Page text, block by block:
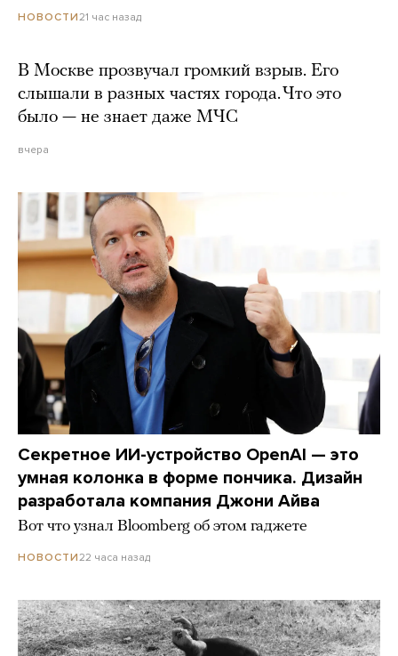
НОВОСТИ 21 час назад
В Москве прозвучал громкий взрыв. Его
слышали в разных частях города. Что это
было — не знает даже МЧС
вчера
Секретное ИИ-устройство OpenAI — это
умная колонка в форме пончика. Дизайн
разработала компания Джони Айва
Вот что узнал Bloomberg об этом гаджете
НОВОСТИ 22 часа назад